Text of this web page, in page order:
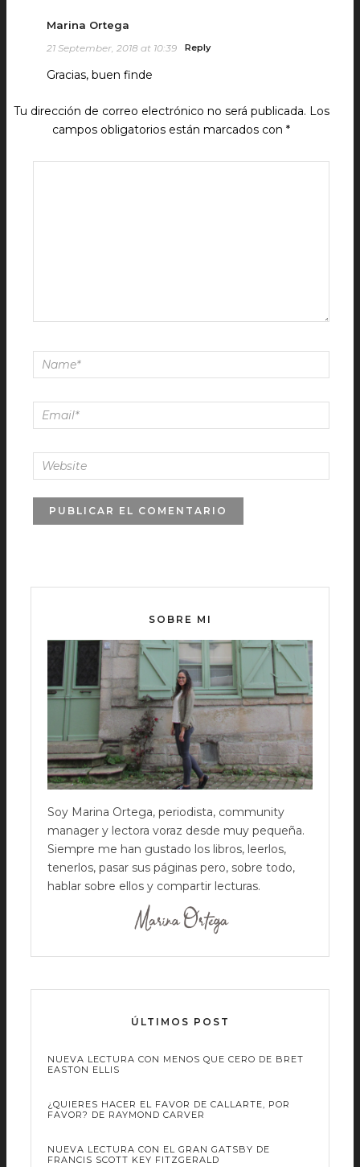
Marina Ortega
21 September, 2018 at 10:39 Reply
Gracias, buen finde
Tu dirección de correo electrónico no será publicada. Los
campos obligatorios están marcados con*
SOBRE MI
Soy Marina Ortega, periodista, community
manager y lectora voraz desde muy pequeña.
Siempre me han gustado los libros, leerlos,
tenerlos, pasar sus páginas pero, sobre todo,
hablar sobre ellos y compartir lecturas.
ÚLTIMOS POST
NUEVA LECTURA CON MENOS QUE CERO DE BRET
EASTON ELLIS
¿QUIERES HACER EL FAVOR DE CALLARTE, POR
FAVOR? DE RAYMOND CARVER
NUEVA LECTURA CON EL GRAN GATSBY DE
FRANCIS SCOTT KEY FITZGERALD